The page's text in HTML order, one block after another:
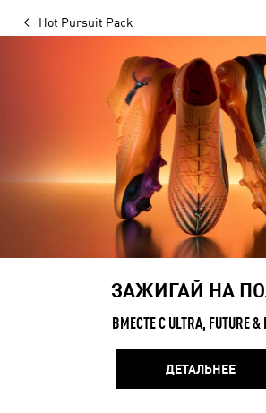
Hot Pursuit Pack
ЗАЖИГАЙ НА
ВМЕСТЕ С ULTRA, FUTURE &
ДЕТАЛЬНЕЕ